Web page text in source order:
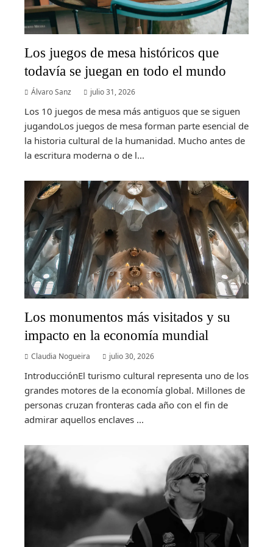
Los juegos de mesa históricos que
todavía se juegan en todo el mundo
Álvaro Sanz julio 31, 2026
Los 10 juegos de mesa más antiguos que se siguen
jugandoLos juegos de mesa forman parte esencial de
la historia cultural de la humanidad. Mucho antes de
la escritura moderna o de l...
Los monumentos más visitados y su
impacto en la economía mundial
Claudia Nogueira julio 30, 2026
IntroducciónEl turismo cultural representa uno de los
grandes motores de la economía global. Millones de
personas cruzan fronteras cada año con el fin de
admirar aquellos enclaves ...